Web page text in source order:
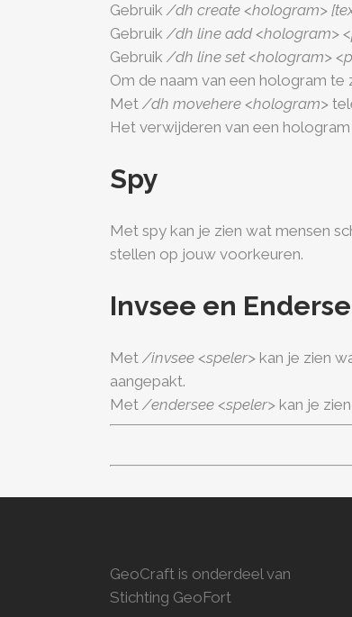
Gebruik /dh create <hologram>
Gebruik /dh line add <hologram>
Gebruik /dh line set <hologram>
Om de naam van een hologram te
Met /dh movehere <hologram>
Het verwijderen van een
Spy
Met spy kan je zien wat mensen
stellen op jouw voorkeuren.
Invsee en
Met /invsee <speler> kan je zien
aangepakt.
Met /endersee <speler> kan je
GeoCraft is onderdeel van
Stichting GeoFort